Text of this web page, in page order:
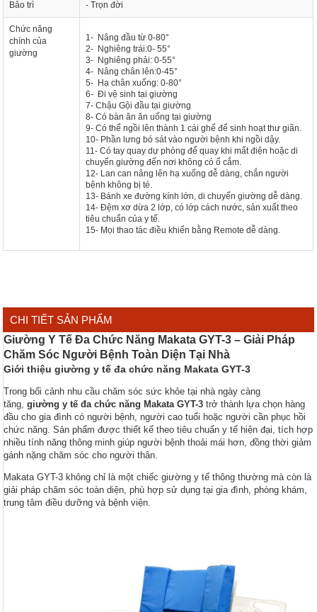
Bảo trì - Trọn đời
Chức năng
chính của
giường
1- Nâng đầu từ 0-80°
2- Nghiêng trái:0- 55°
3- Nghiêng phải: 0-55°
4- Nâng chân lên:0-45°
5- Hạ chân xuống: 0-80°
6- Đi vệ sinh tại giường
7- Chậu Gội đầu tại giường
8- Có bàn ăn ăn uống tại giường
9- Có thể ngồi lên thành 1 cái ghế để sinh hoạt thư giãn.
10- Phần lưng bó sát vào người bệnh khi ngồi dậy.
11- Có tay quay dự phòng để quay khi mất điện hoặc di
chuyển giường đến nơi không có ổ cắm.
12- Lan can nâng lên hạ xuống dễ dàng, chắn người
bệnh không bị té.
13- Bánh xe đường kính lớn, di chuyển giường dễ dàng.
14- Đệm xơ dừa 2 lớp, có lớp cách nước, sản xuất theo
tiêu chuẩn của y tế.
15- Mọi thao tác điều khiển bằng Remote dễ dàng.
CHI TIẾT SẢN PHẨM
Giường Y Tế Đa Chức Năng Makata GYT-3 – Giải Pháp
Chăm Sóc Người Bệnh Toàn Diện Tại Nhà
Giới thiệu giường y tế đa chức năng Makata GYT-3
Trong bối cảnh nhu cầu chăm sóc sức khỏe tại nhà ngày càng
tăng,giường y tế đa chức năng Makata GYT-3 trở thành lựa chọn hàng
đầu cho gia đình có người bệnh, người cao tuổi hoặc người cần phục hồi
chức năng. Sản phẩm được thiết kế theo tiêu chuẩn y tế hiện đại, tích hợp
nhiều tính năng thông minh giúp người bệnh thoải mái hơn, đồng thời giảm
gánh nặng chăm sóc cho người thân.
Makata GYT-3 không chỉ là một chiếc giường y tế thông thường mà còn là
giải pháp chăm sóc toàn diện, phù hợp sử dụng tại gia đình, phòng khám,
trung tâm điều dưỡng và bệnh viện.